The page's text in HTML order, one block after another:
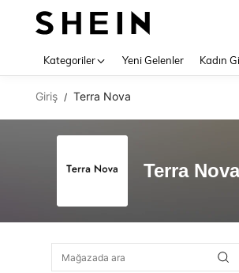
Kategoriler Yeni Gelenler Kadın
Giriş / Terra Nova
Terra Nova